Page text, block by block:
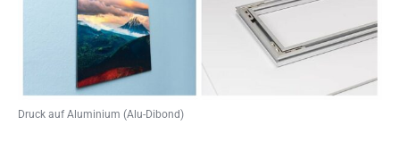
Druck auf Aluminium (Alu-Dibond)